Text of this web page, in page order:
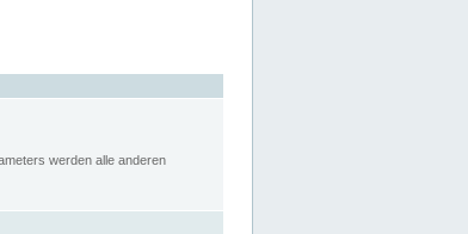
werden alle anderen